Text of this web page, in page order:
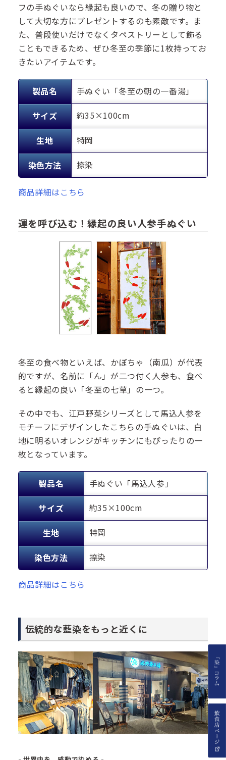
フの手ぬぐいなら縁起も良いので、冬の贈り物と
して大切な方にプレゼントするのも素敵です。ま
た、普段使いだけでなくタペストリーとして飾る
こともできるため、ぜひ冬至の季節に1枚持ってお
きたいアイテムです。
製品名 手ぬぐい「冬至の朝の一番湯」
サイズ 約35×100cm
生地 特岡
染色方法 捺染
商品詳細はこちら
運を呼び込む！縁起の良い人参手ぬぐい
冬至の食べ物といえば、かぼちゃ（南瓜）が代表
的ですが、名前に「ん」が二つ付く人参も、食べ
ると縁起の良い「冬至の七草」の一つ。
その中でも、江戸野菜シリーズとして馬込人参を
モチーフにデザインしたこちらの手ぬぐいは、白
地に明るいオレンジがキッチンにもぴったりの一
枚となっています。
製品名 手ぬぐい「馬込人参」
サイズ 約35×100cm
生地 特岡
染色方法 捺染
商品詳細はこちら
伝統的な藍染をもっと近くに